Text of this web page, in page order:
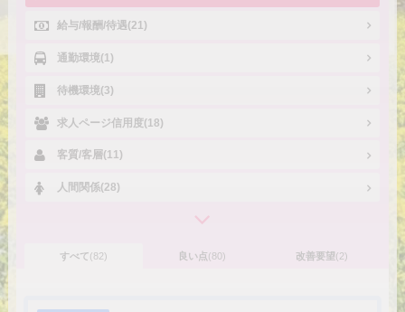
給与/報酬/待遇(21)
通勤環境(1)
待機環境(3)
求人ページ信用度(18)
客質/客層(11)
人間関係(28)
すべて(82) 良い点(80) 改善要望 (2)